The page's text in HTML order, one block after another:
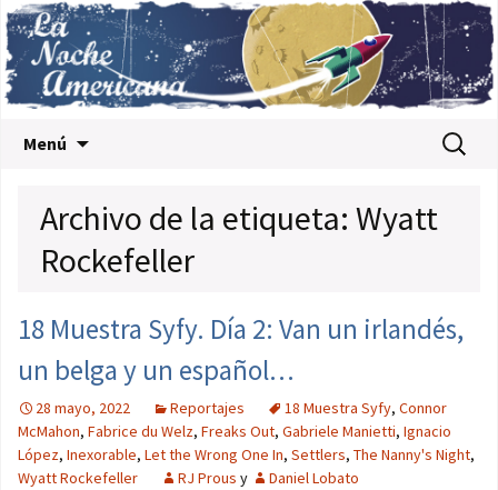
Menú Buscar:
Archivo de la etiqueta: Wyatt
Rockefeller
18 Muestra Syfy. Día 2: Van un irlandés,
un belga y un español…
28 mayo, 2022 Reportajes 18 Muestra Syfy, Connor
McMahon, Fabrice du Welz, Freaks Out, Gabriele Manietti, Ignacio
López, Inexorable, Let the Wrong One In, Settlers, The Nanny's Night,
Wyatt Rockefeller
RJ Prous y Daniel Lobato